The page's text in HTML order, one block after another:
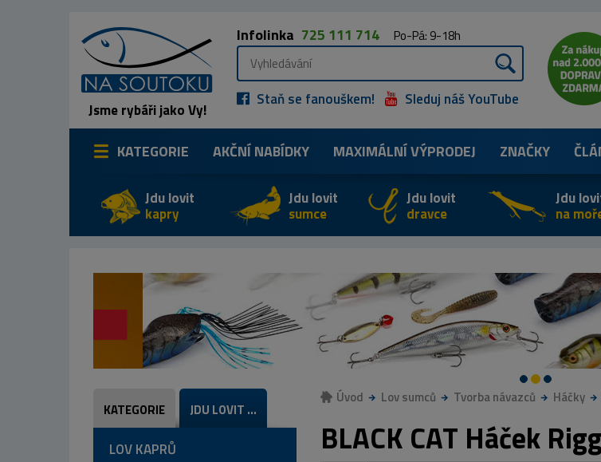
Jsme rybáři jako Vy!
Infolinka 725 111 714 Po-Pá: 9-18h
Staň se fanouškem! Sleduj náš YouTube
KATEGORIE AKČNÍ NABÍDKY MAXIMÁLNÍVÝPRODEJ ZNAČKY
Jdu lovit
kapry
Jdu lovit
sumce
Jdu lovit
dravce
Jdu
na
KATEGORIE JDU LOVIT ...
LOV KAPRŮ
Úvod Lov sumců Tvorba návazců Háčky
BLACK CAT Háček